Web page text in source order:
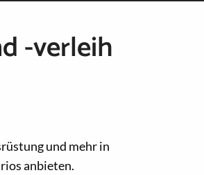
-verleih
und mehr in
anbieten.